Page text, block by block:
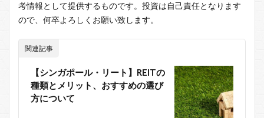
考情報として提供するものです。投資は自己責任となります
ので、何卒よろしくお願い致します。
関連記事
【シンガポール・リート】REITの
種類とメリット、おすすめの選び
方について